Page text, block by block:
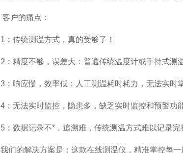
客户的痛点：
1：传统测温方式，真的受够了！
2：精度不够，误差大：普通传统温度计或手持式测
3：响应慢，效率低：人工测温耗时耗力，无法实时
4：无法实时监控，隐患多，缺乏实时监控和预警功
5：数据记录不*，追溯难，传统测温方式难以记录
我们的解决方案是：这款在线测温仪，精准掌控每